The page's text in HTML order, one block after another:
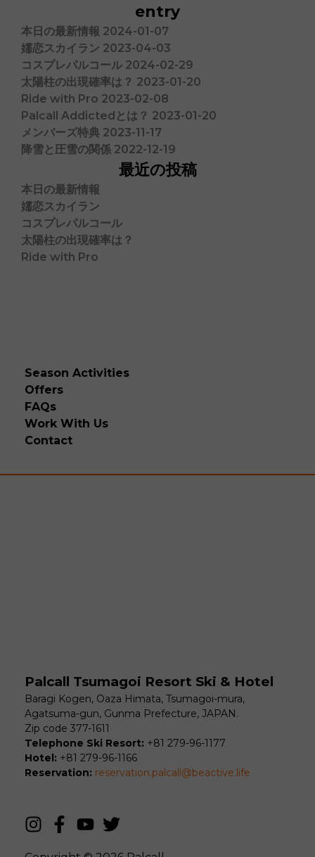
entry
本日の最新情報 2024-01-07
嬬恋スカイラン 2023-04-03
コスプレパルコール 2024-02-29
太陽柱の出現確率は？ 2023-01-20
Ride with Pro 2023-02-08
Palcall Addictedとは？ 2023-01-20
メンバーズ特典 2023-11-17
降雪と圧雪の関係 2022-12-19
最近の投稿
本日の最新情報
嬬恋スカイラン
コスプレパルコール
太陽柱の出現確率は？
Ride with Pro
Season Activities
Offers
FAQs
Work With Us
Contact
Palcall Tsumagoi Resort Ski & Hotel
Baragi Kogen, Oaza Himata, Tsumagoi-mura,
Agatsuma-gun, Gunma Prefecture, JAPAN.
Zip code 377-1611
Telephone Ski Resort: +81 279-96-1177
Hotel: +81 279-96-1166
Reservation: reservation.palcall@beactive.life